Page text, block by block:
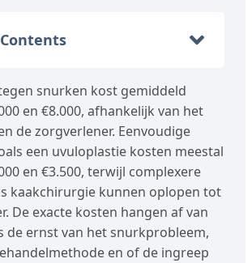
snurken kost gemiddeld
en €8.000, afhankelijk van het
de zorgverlener. Eenvoudige
een uvuloplastie kosten meestal
en €3.500, terwijl complexere
kaakchirurgie kunnen oplopen tot
De exacte kosten hangen af van
de ernst van het snurkprobleem,
en of de ingreep